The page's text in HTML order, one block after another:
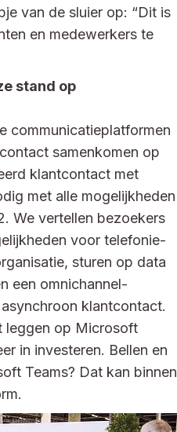
van de sluier op: “Dit is
en medewerkers te
stand op
communicatieplatformen
samenkomen op
klantcontact met
met alle mogelijkheden
We vertellen bezoekers
voor telefonie-
sturen op data
een omnichannel-
klantcontact.
leggen op Microsoft
in investeren. Bellen en
Teams? Dat kan binnen